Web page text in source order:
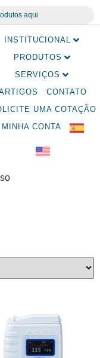
INSTITUCIONAL
PRODUTOS
SERVIÇOS
CONTATO
UMA COTAÇÃO
MINHA CONTA